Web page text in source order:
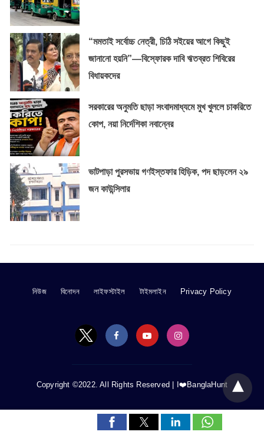
“মমতাই সর্বোচ্চ নেত্রী, চিঠি সইয়ের আগে কিছুই
জানানো হয়নি”—বিস্ফোরক দাবি ঋতব্রত শিবিরের
বিধায়কদের
সরকারের অনুমতি ছাড়া সংবাদমাধ্যমে মুখ খুললে চাকরিতে
কোপ, নয়া নির্দেশিকা নবান্নের
ভাটপাড়া পুরসভায় গণইস্তফার হিড়িক, পদ ছাড়লেন ২৯
জন কাউন্সিলার
নিউজ বিনোদন লাইফস্টাইল টাইমলাইন Privacy Policy
Copyright ©2022. All Rights Reserved | I❤️BanglaHunt